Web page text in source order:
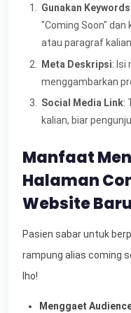
Gunakan
"Coming Soon" dan
atau paragraf
Meta Deskripsi: Isi
menggambarkan
Social Media Link:
kalian, biar
Manfaat
Halaman
Website Baru
Pasien sabar untuk
rampung alias coming
lho!
Menggaet